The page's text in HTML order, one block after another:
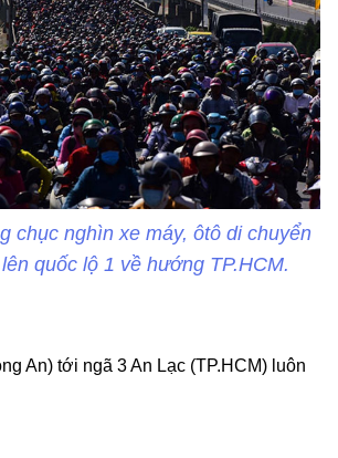
chục nghìn xe máy, ôtô di chuyển
quốc lộ 1 về hướng TP.HCM.
An) tới ngã 3 An Lạc (TP.HCM) luôn